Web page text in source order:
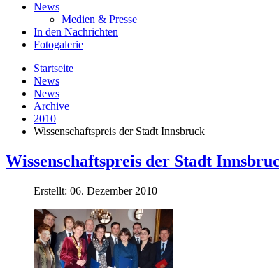
News
Medien & Presse
In den Nachrichten
Fotogalerie
Startseite
News
News
Archive
2010
Wissenschaftspreis der Stadt Innsbruck
Wissenschaftspreis der Stadt
Erstellt: 06. Dezember 2010